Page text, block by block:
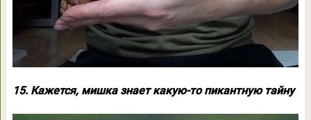
15. Кажется, мишка знает какую-то пикантную тайну